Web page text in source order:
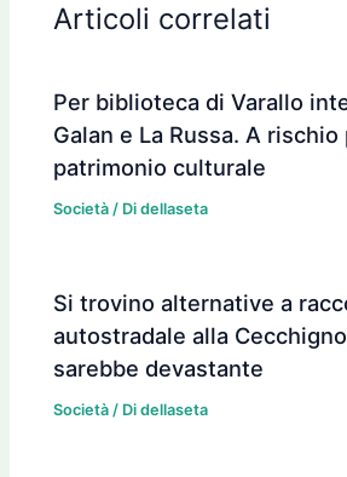
Articoli correlati
Per biblioteca di Varallo
Galan e La Russa. A
patrimonio culturale
Società / Didellaseta
Si trovino alternative a
autostradale alla
sarebbe devastante
Società / Didellaseta